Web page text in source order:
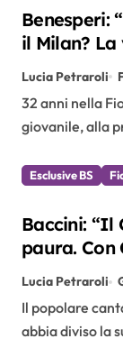
Benesperi:
il Milan?
portato lo
Lucia Petraroli
32 anni nella Fiorentina non sono pochi, dal settore
giovanile, alla
Esclusive BS
Baccini: “Il
paura. Con
destinata a
Lucia Petraroli
Il popolare cantautore, tifoso genoano doc, si può dire
abbia diviso la